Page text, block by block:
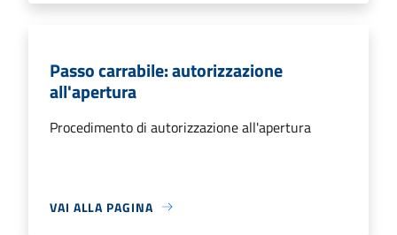
Passo carrabile: autorizzazione
all'apertura
Procedimento di autorizzazione all'apertura
VAI ALLA PAGINA